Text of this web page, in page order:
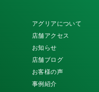
アグリアについて
店舗アクセス
お知らせ
店舗ブログ
お客様の声
事例紹介